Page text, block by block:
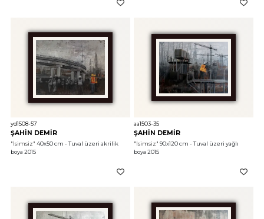
yd1508-57
ŞAHİN DEMİR
"İsimsiz" 40x50 cm - Tuval üzeri akrilik
boya 2015
aa1503-35
ŞAHİN DEMİR
"İsimsiz" 90x120 cm - Tuval üzeri yağlı
boya 2015